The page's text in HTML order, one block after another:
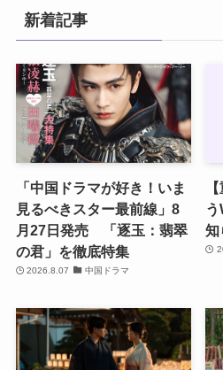
新着記事
「中国ドラマが好き！いま
見るべきスター最前線」8
月27日発売 「逐玉：翡翠
の君」を徹底特集
2026.8.07 中国ドラマ
知